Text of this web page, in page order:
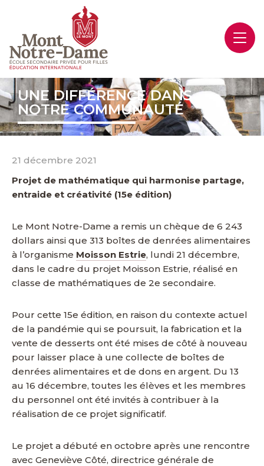
UNE DIFFÉRENCE DANS
NOTRE COMMUNAUTÉ
21 décembre 2021
Projet de mathématique qui harmonise partage,
entraide et créativité (15e édition)
Le Mont Notre-Dame a remis un chèque de 6 243
dollars ainsi que 313 boîtes de denrées alimentaires
à l’organisme Moisson Estrie, lundi 21 décembre,
dans le cadre du projet Moisson Estrie, réalisé en
classe de mathématiques de 2e secondaire.
Pour cette 15e édition, en raison du contexte actuel
de la pandémie qui se poursuit, la fabrication et la
vente de desserts ont été mises de côté à nouveau
pour laisser place à une collecte de boîtes de
denrées alimentaires et de dons en argent. Du 13
au 16 décembre, toutes les élèves et les membres
du personnel ont été invités à contribuer à la
réalisation de ce projet significatif.
Le projet a débuté en octobre après une rencontre
avec Geneviève Côté, directrice générale de